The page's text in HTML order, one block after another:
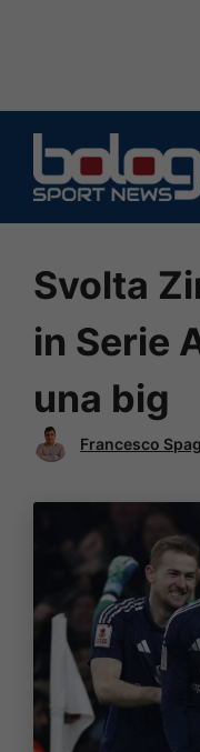
contenuto
Svolta
in Serie
una big
Francesco